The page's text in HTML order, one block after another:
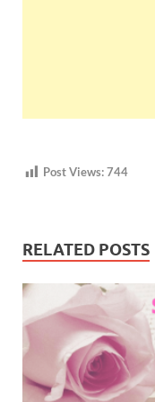
Post Views:744
RELATED POSTS